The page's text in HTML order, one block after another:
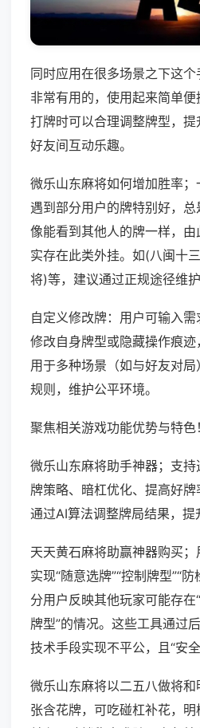
同时应用在很多场景之下这
非常有用的，使用起来简单
打牌时可以合理调整牌型，
好友间互动乐趣。
微乐山东麻将如何增加胜率
遇到部分用户的牌特别好，
像能看到其他人的牌一样，
实存在此类外挂。如(八闽十
将)等，建议通过正规途径维护
自定义修改牌：用户可输入需
修改自身牌型或隐藏操作痕迹
用于多种场景（如与好友对
规则，维护公平环境。
聚焦相关游戏功能优势与特色！
微乐山东麻将助手神器；支
牌策略、暗杠优化、提高好牌
通过AI算法调整牌局结果，提
天天黄石麻将助赢神器购买
实现“随意选牌”“控制牌型”“
分用户反映其他玩家可能存在
牌型”的情况。这些工具通过
技术手段实现不平公，且“安全
微乐山东麻将以二五八做将
张含花牌，可吃碰杠补花，